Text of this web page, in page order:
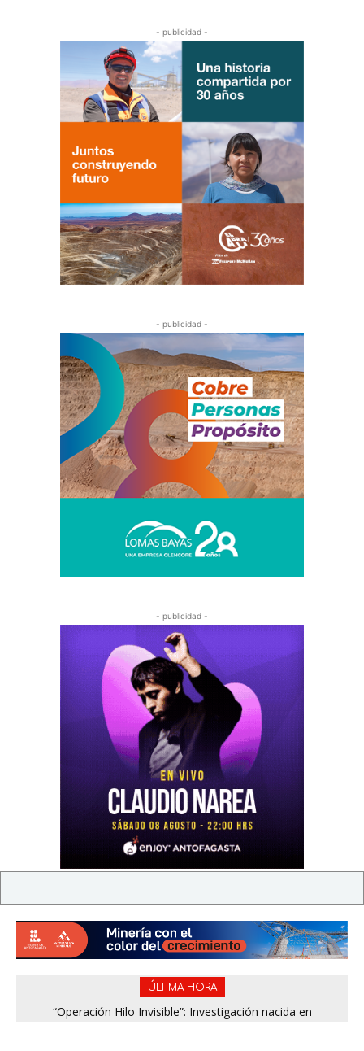
- publicidad -
- publicidad -
- publicidad -